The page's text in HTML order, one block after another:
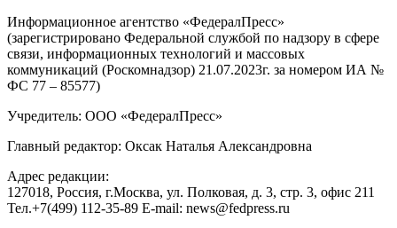
Информационное агентство «ФедералПресс»
(зарегистрировано Федеральной службой по надзору в сфере
связи, информационных технологий и массовых
коммуникаций (Роскомнадзор) 21.07.2023г. за номером ИА №
ФС 77 – 85577)
Учредитель: ООО «ФедералПресс»
Главный редактор: Оксак Наталья Александровна
Адрес редакции:
127018, Россия, г.Москва, ул. Полковая, д. 3, стр. 3, офис 211
Тел.+7(499) 112-35-89 E-mail: news@fedpress.ru